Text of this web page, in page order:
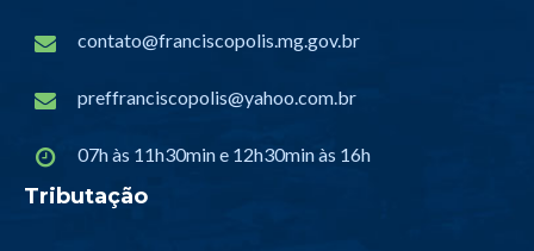
contato@franciscopolis.mg.gov.br
preffranciscopolis@yahoo.com.br
07h às 11h30min e 12h30min às 16h
Tributação